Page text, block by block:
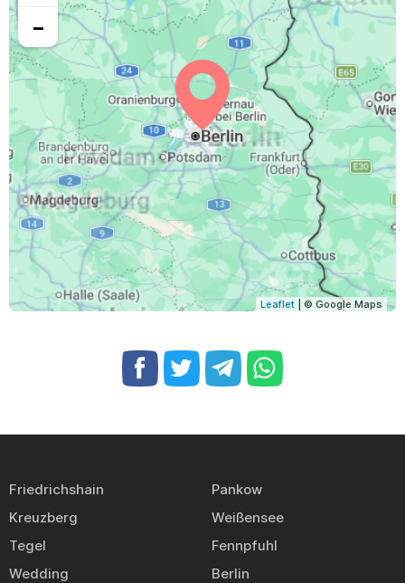
−
Leaflet | © Google Maps
Friedrichshain
Pankow
Kreuzberg
Weißensee
Tegel
Fennpfuhl
Wedding
Berlin